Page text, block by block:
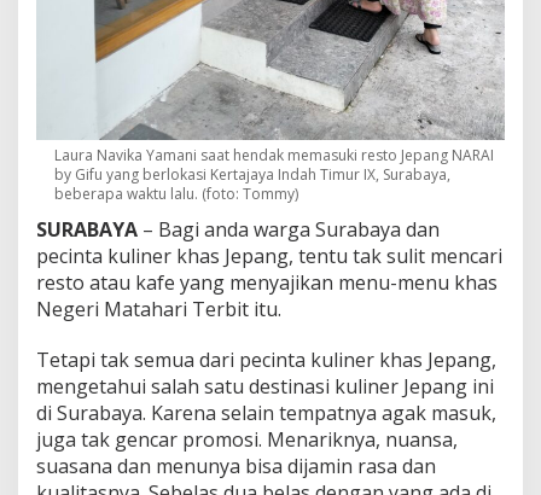
d
i
S
u
r
a
b
a
y
Y
a
n
g
e
n
d
e
k
a
t
Laura Navika Yamani saat hendak memasuki resto Jepang NARAI
by Gifu yang berlokasi Kertajaya Indah Timur IX, Surabaya,
beberapa waktu lalu. (foto: Tommy)
SURABAYA – Bagi anda warga Surabaya dan
pecinta kuliner khas Jepang, tentu tak sulit mencari
resto atau kafe yang menyajikan menu-menu khas
Negeri Matahari Terbit itu.
Tetapi tak semua dari pecinta kuliner khas Jepang,
mengetahui salah satu destinasi kuliner Jepang ini
di Surabaya. Karena selain tempatnya agak masuk,
juga tak gencar promosi. Menariknya, nuansa,
suasana dan menunya bisa dijamin rasa dan